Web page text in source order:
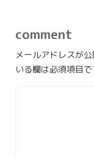
comment
メールアドレスが
いる欄は必須項目で